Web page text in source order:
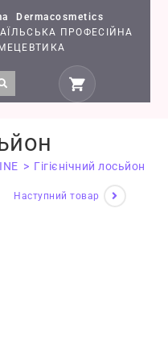
Dermacosmetics
ПРОФЕСІЙНА
> Гігієнічний лосьйон
Наступний товар